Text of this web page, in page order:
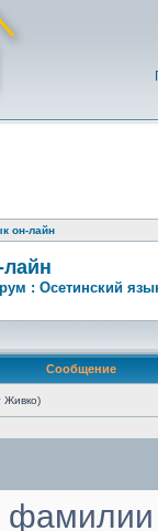
он-лайн
: Осетинский
Сообщение
Живко)